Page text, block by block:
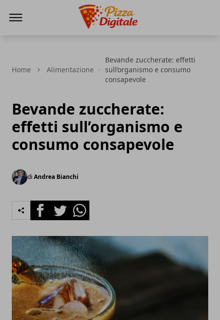
Home Alimentazione
Bevande zuccherate: effetti
sull’organismo e consumo
consapevole
Bevande zuccherate:
effetti sull’organismo e
consumo consapevole
di Andrea Bianchi
FacebookTwitterWhatsapp